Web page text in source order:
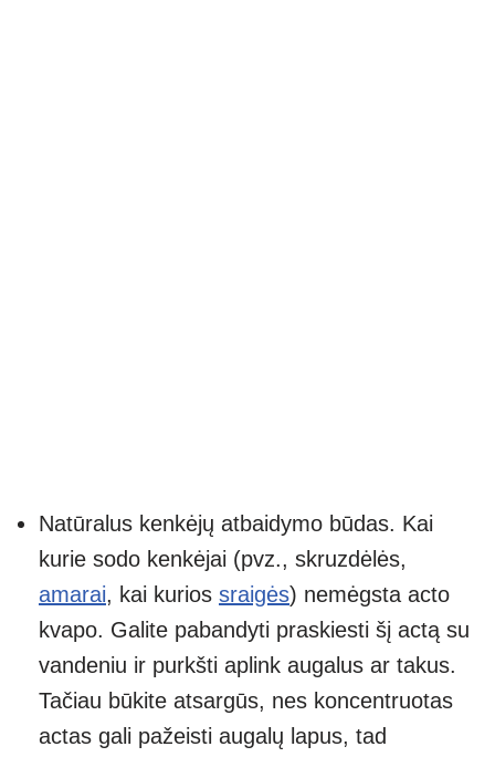
Natūralus kenkėjų atbaidymo būdas. Kai
kurie sodo kenkėjai (pvz., skruzdėlės,
amarai, kai kurios sraigės) nemėgsta acto
kvapo. Galite pabandyti praskiesti šį actą su
vandeniu ir purkšti aplink augalus ar takus.
Tačiau būkite atsargūs, nes koncentruotas
actas gali pažeisti augalų lapus, tad